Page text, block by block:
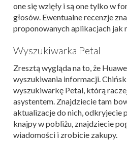
one się wzięły i są one tylko w
głosów. Ewentualne recenzje
proponowanych aplikacjach jak
Wyszukiwarka Petal
Zresztą wygląda na to, że
wyszukiwania informacji.
wyszukiwarkę Petal, którą
asystentem. Znajdziecie tam
aktualizacje do nich, odkryjecie
knajpy w pobliżu, znajdziecie
wiadomości i zrobicie zakupy.